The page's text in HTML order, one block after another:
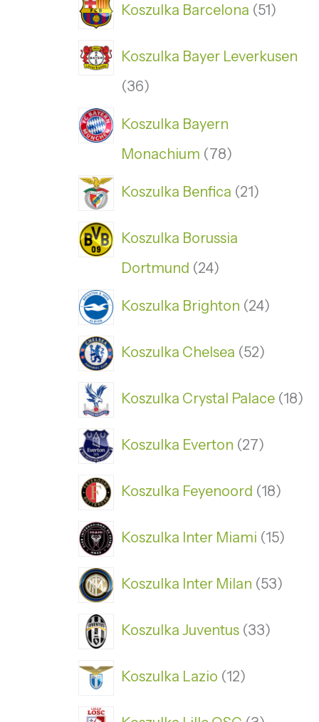
Koszulka Barcelona 51
Koszulka Bayer Leverkusen
36
Koszulka Bayern
Monachium
78
Koszulka Benfica 21
Koszulka Borussia
Dortmund 24
Koszulka Brighton 24
Koszulka Chelsea 52
Koszulka Crystal Palace 18
Koszulka Everton 27
Koszulka Feyenoord 18
Koszulka Inter Miami 15
Koszulka Inter Milan 53
Koszulka Juventus 33
Koszulka Lazio 12